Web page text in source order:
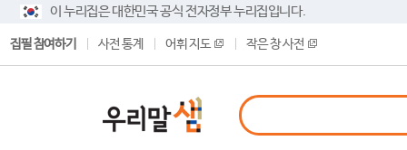
이 누리집은 대한민국 공식 전자정부 누리집입니다.
집필 참여하기 사전 통계 어휘 지도 작은 창 사전